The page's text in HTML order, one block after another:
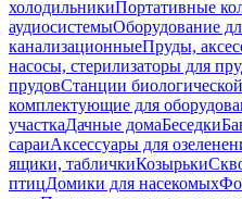
холодильникиПортативные
аудиосистемыОборудование
канализационныеПруды,
насосы, стерилизаторы для
прудовСтанции
комплектующие для
участкаДачные домаБеседки
сараиАксессуары для
ящики, табличкиКозырьки
птицДомики для насекомых